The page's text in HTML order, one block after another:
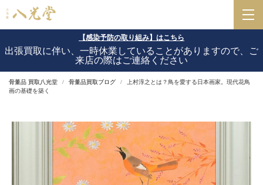
【感染予防の取り組み】はこちら
出張買取に伴い、一時休業していることがありますので、ご
来店の際はご連絡ください
骨董品 買取八光堂 骨董品買取ブログ
上村淳之とは？鳥を愛する日本画家。現代花鳥
画の基礎を築く